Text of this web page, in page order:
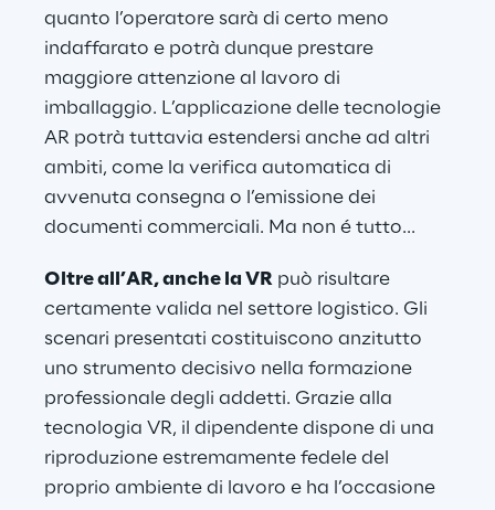
quanto l’operatore sarà di certo meno
indaffarato e potrà dunque prestare
maggiore attenzione al lavoro di
imballaggio. L’applicazione delle tecnologie
AR potrà tuttavia estendersi anche ad altri
ambiti, come la verifica automatica di
avvenuta consegna o l’emissione dei
documenti commerciali. Ma non é tutto...
Oltre all’AR, anche la VR può risultare
certamente valida nel settore logistico. Gli
scenari presentati costituiscono anzitutto
uno strumento decisivo nella formazione
professionale degli addetti. Grazie alla
tecnologia VR, il dipendente dispone di una
riproduzione estremamente fedele del
proprio ambiente di lavoro e ha l’occasione